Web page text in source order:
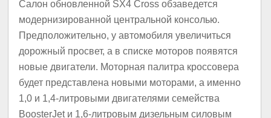
Салон обновленной SX4 Cross обзаведется
модернизированной центральной консолью.
Предположительно, у автомобиля увеличиться
дорожный просвет, а в списке моторов появятся
новые двигатели. Моторная палитра кроссовера
будет представлена новыми моторами, а именно
1,0 и 1,4-литровыми двигателями семейства
BoosterJet и 1,6-литровым дизельным силовым